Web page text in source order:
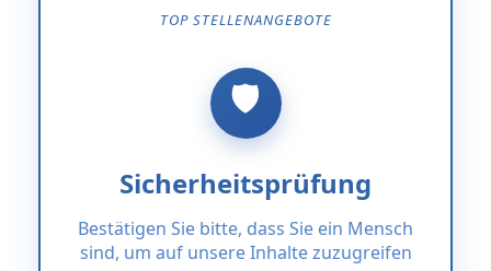
TOP STELLENANGEBOTE
Sicherheitsprüfung
Bestätigen Sie bitte, dass Sie ein Mensch
sind, um auf unsere Inhalte zuzugreifen